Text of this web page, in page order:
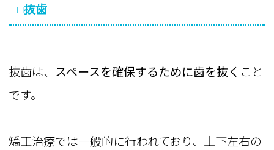
□抜歯
抜歯は、 スペースを確保するために歯を抜く こと
です。
矯正治療では一般的に行われており、上下左右の